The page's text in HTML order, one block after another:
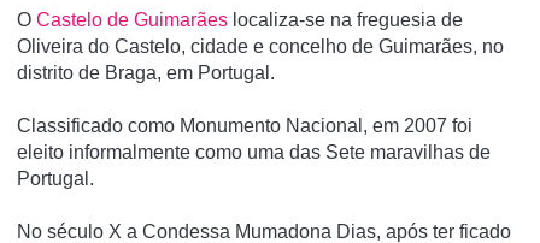
O Castelo de Guimarães localiza-se na freguesia de
Oliveira do Castelo, cidade e concelho de Guimarães, no
distrito de Braga, em Portugal.
Classificado como Monumento Nacional, em 2007 foi
eleito informalmente como uma das Sete maravilhas de
Portugal.
No século X a Condessa Mumadona Dias, após ter ficado